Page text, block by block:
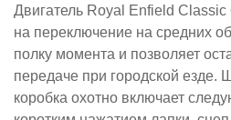
Двигатель Royal Enfield Classic
на переключение на средних
полку момента и позволяет
передаче при городской езде.
коробка охотно включает